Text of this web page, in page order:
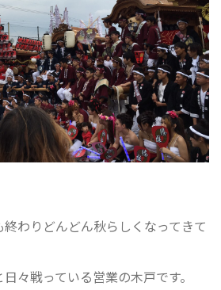
わりどんどん秋らしくなってきて
々戦っている営業の木戸です。